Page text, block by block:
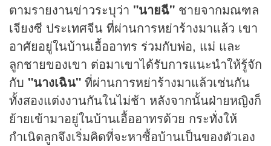
ตามรายงานข่าวระบุว่า "นายฉี" ชายจากมณฑล
เจียงซี ประเทศจีน ที่ผ่านการหย่าร้างมาแล้ว เขา
อาศัยอยู่ในบ้านเอื้ออาทร ร่วมกับพ่อ, แม่ และ
ลูกชายของเขา ต่อมาเขาได้รับการแนะนำให้รู้จัก
กับ "นางเฉิน" ที่ผ่านการหย่าร้างมาแล้วเช่นกัน
ทั้งสองแต่งงานกันในไม่ช้า หลังจากนั้นฝ่ายหญิงก็
ย้ายเข้ามาอยู่ในบ้านเอื้ออาทรด้วย กระทั่งให้
กำเนิดลูกจึงเริ่มคิดที่จะหาซื้อบ้านเป็นของตัวเอง